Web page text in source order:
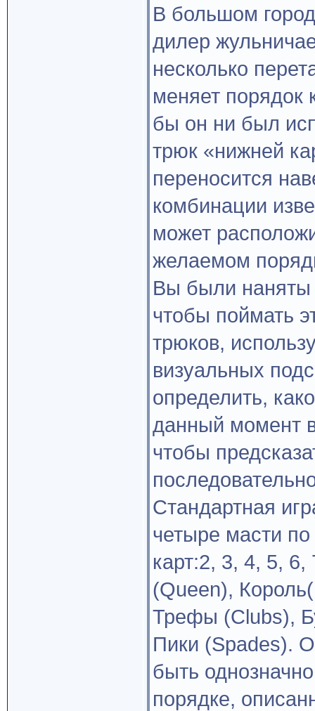
В большом
дилер
несколько
меняет порядок
бы он ни был
трюк «нижней
переносится
комбинации
может
желаемом
Вы были наняты
чтобы поймать
трюков,
визуальных
определить,
данный момент
чтобы
Стандартная
четыре масти
карт:2, 3, 4, 5,
(Queen),
Трефы (Clubs),
Пики (Spades).
быть
порядке,